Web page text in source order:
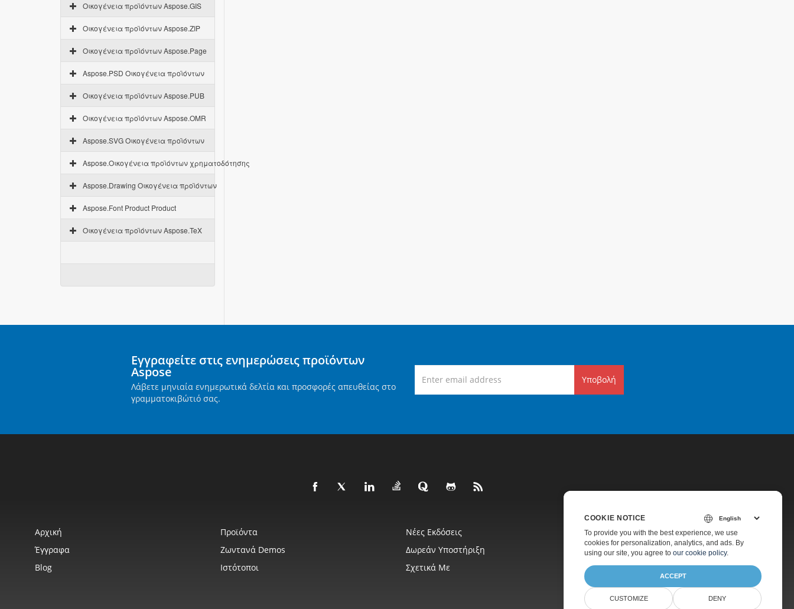
Οικογένεια προϊόντων Aspose.GIS
Οικογένεια προϊόντων Aspose.ZIP
Οικογένεια προϊόντων Aspose.Page
Aspose.PSD Οικογένεια προϊόντων
Οικογένεια προϊόντων Aspose.PUB
Οικογένεια προϊόντων Aspose.OMR
Aspose.SVG Οικογένεια προϊόντων
Aspose.Οικογένεια προϊόντων χρηματοδότησης
Aspose.Drawing Οικογένεια προϊόντων
Aspose.Font Product Product
Οικογένεια προϊόντων Aspose.TeX
Εγγραφείτε στις ενημερώσεις προϊόντων
Aspose
Λάβετε μηνιαία ενημερωτικά δελτία και προσφορές απευθείας στο
γραμματοκιβώτιό σας.
Υποβολή
Αρχική Προϊόντα Νέες Εκδόσεις
Τιμολόγηση
Έγγραφα
Ζωντανά Demos Δωρεάν Υποστήριξη
Υποστήριξη Επί Πληρωμή
Blog
Ιστότοποι Σχετικά Με
COOKIE NOTICE
To provide you with the best experience, we use
cookies for personalization, analytics, and ads. By
using our site, you agree to our cookie policy.
ACCEPT
CUSTOMIZE DENY